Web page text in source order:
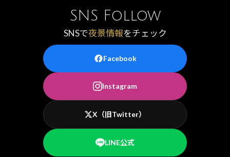
SNS Follow
SNSで夜景情報をチェック
Facebook
Instagram
X（旧Twitter）
LINE公式